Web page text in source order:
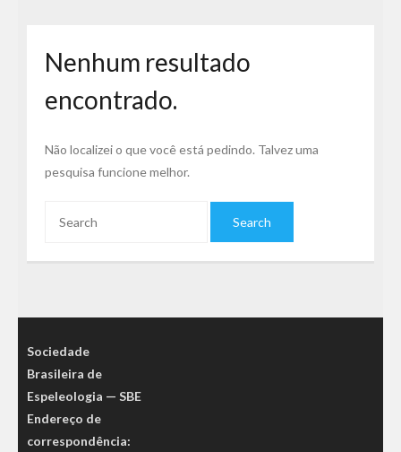
Nenhum resultado
encontrado.
Não localizei o que você está pedindo. Talvez uma
pesquisa funcione melhor.
Sociedade
Brasileira de
Espeleologia — SBE
Endereço de
correspondência: